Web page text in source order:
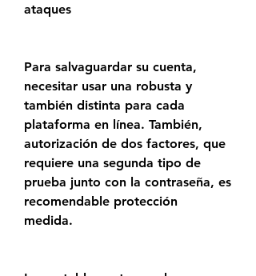
ataques
Para salvaguardar su cuenta,
necesitar usar una robusta y
también distinta para cada
plataforma en línea. También,
autorización de dos factores, que
requiere una segunda tipo de
prueba junto con la contraseña, es
recomendable protección
medida.